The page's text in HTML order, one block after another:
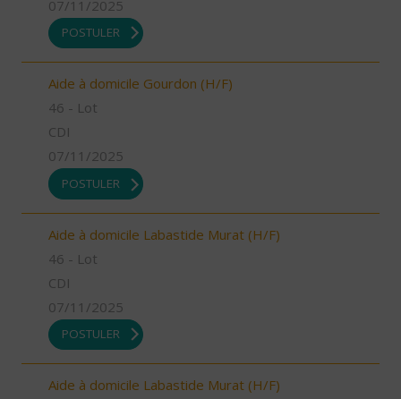
07/11/2025
POSTULER
Aide à domicile Gourdon (H/F)
46 - Lot
CDI
07/11/2025
POSTULER
Aide à domicile Labastide Murat (H/F)
46 - Lot
CDI
07/11/2025
POSTULER
Aide à domicile Labastide Murat (H/F)